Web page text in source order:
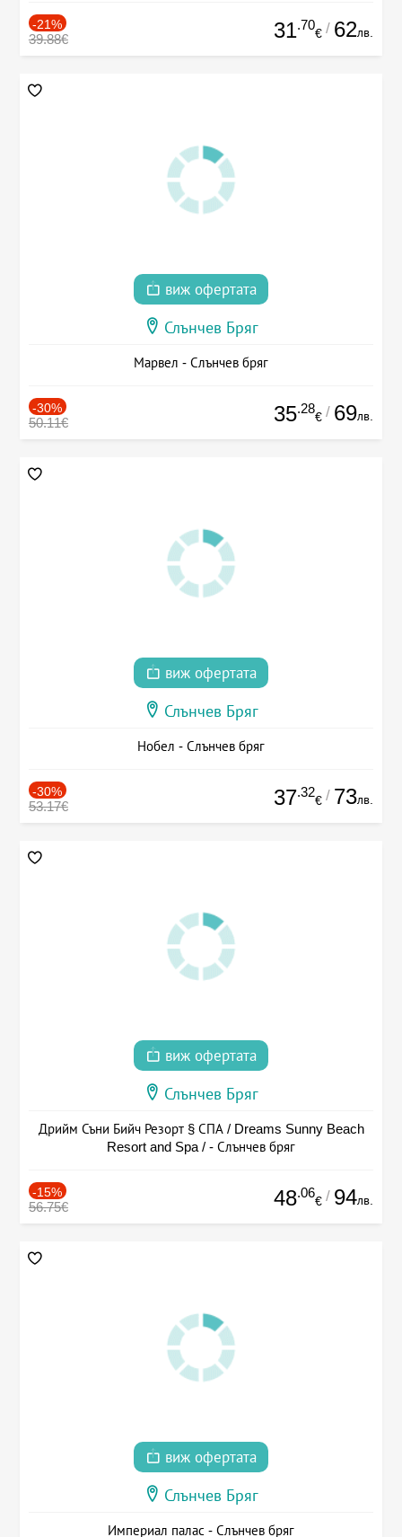
-21%
39.88€ 31.70
€ / 62лв.
виж офертата
Слънчев Бряг
Марвел - Слънчев бряг
-30%
50.11€ 35.28
€ / 69лв.
виж офертата
Слънчев Бряг
Нобел - Слънчев бряг
-30%
53.17€ 37.32
€ / 73лв.
виж офертата
Слънчев Бряг
Дрийм Съни Бийч Резорт § СПА / Dreams Sunny Beach
Resort and Spa / - Слънчев бряг
-15%
56.75€ 48.06
€ / 94лв.
виж офертата
Слънчев Бряг
Империал палас - Слънчев бряг